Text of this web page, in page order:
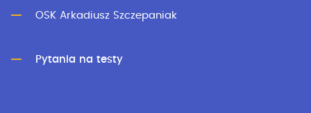
OSK Arkadiusz Szczepaniak
Pytania na testy